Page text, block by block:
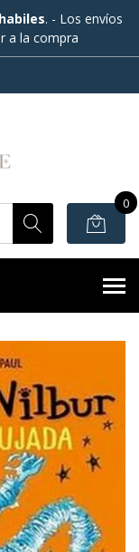
. - Los envíos
a la compra
0